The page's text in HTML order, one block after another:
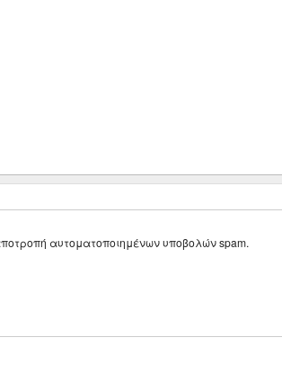
αυτοματοποιημένων υποβολών spam.